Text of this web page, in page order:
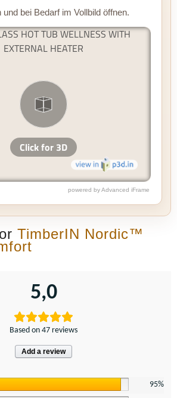
bei Bedarf im Vollbild öffnen.
powered by Advanced iFrame
TimberIN Nordic™
5,0
Based on 47 reviews
Add a review
95%